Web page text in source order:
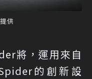
供
將，運用來自
的創新設